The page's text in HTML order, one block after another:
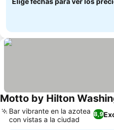
Motto by Hilton
8,9
Bar vibrante en la azotea
con vistas a la ciudad